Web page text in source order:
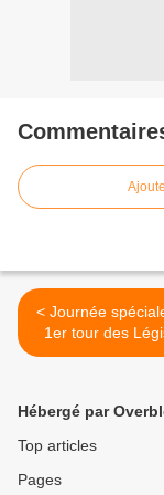
< Journée spéciale pour le
1er tour des
sur
Hébergé par
Top articles
Pages